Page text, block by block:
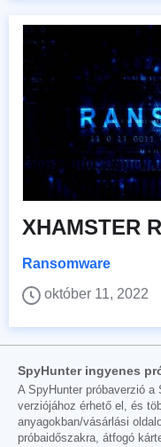
XHAMSTER
Ransomware
október 11, 2022
SpyHunter ingyenes
A SpyHunter próbaverzió a
verziójához érhető el, és
anyagokban/vásárlási
próbaidőszakra, átfogó